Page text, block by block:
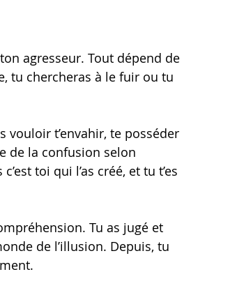
agresseur. Tout dépend de
tu chercheras à le fuir ou tu
vouloir t’envahir, te posséder
de la confusion selon
toi qui l’as créé, et tu t’es
Tu as jugé et
de l’illusion. Depuis, tu